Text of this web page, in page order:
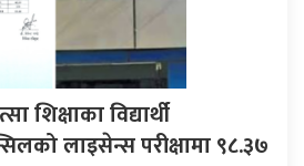
शिक्षाका विद्यार्थी
लाइसेन्स परीक्षामा ९८.३७